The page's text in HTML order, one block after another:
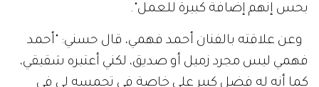
بحس إنهم إضافة كبيرة للعمل".
وعن علاقته بالفنان أحمد فهمي، قال حسني: "أحمد
فهمي ليس مجرد زميل أو صديق، لكني أعتبره شقيقي،
كما أنه له فضل كبير علي خاصة في تحمسه لي في